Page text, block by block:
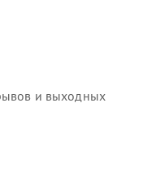
и выходных